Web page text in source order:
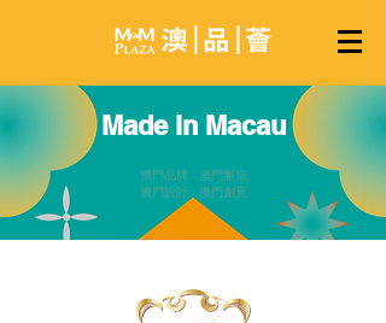
Made in Macau
澳門品牌 澳門製造
澳門設計 澳門創意